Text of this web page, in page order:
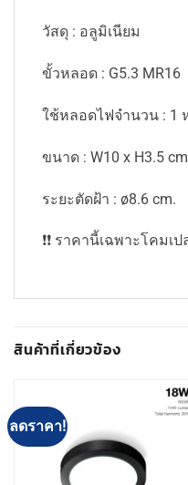
วัสดุ : อลูมิเนียม
ขั้วหลอด : G5.3 MR16
ใช้หลอดไฟจำนวน : 1
ขนาด : W10 x H3.5
ระยะตัดฝ้า : ø8.6 cm.
❗️❗️ ราคานี้เฉพาะโคมเ
สินค้าที่เกี่ยวข้อง
ลดราคา!